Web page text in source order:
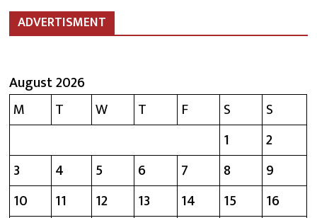
ADVERTISMENT
August 2026
M
T W T F S
S
1
2
3
4 5 6 7 8
9
10
11 12 13 14 15
16